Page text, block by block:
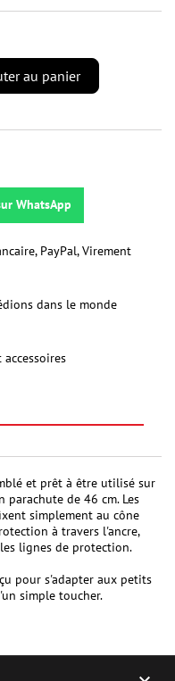
au panier
WhatsApp
PayPal, Virement
dans le monde
et prêt à être utilisé sur
parachute de 46 cm. Les
simplement au cône
à travers l'ancre,
lignes de protection.
pour s'adapter aux petits
simple toucher.